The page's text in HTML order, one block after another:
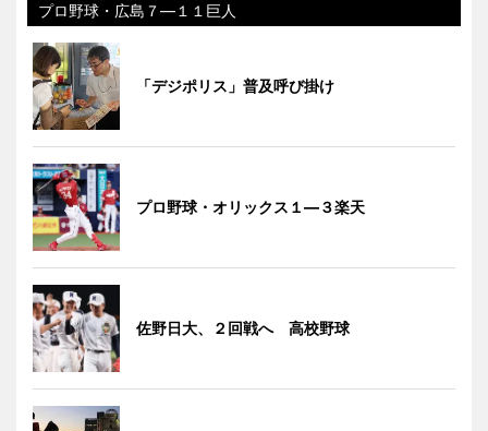
プロ野球・広島７―１１巨人
「デジポリス」普及呼び掛け
プロ野球・オリックス１―３楽天
佐野日大、２回戦へ 高校野球